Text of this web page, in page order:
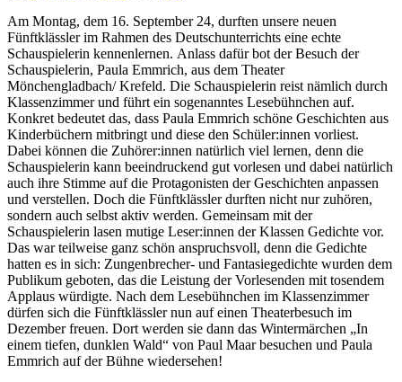
Am Montag, dem 16. September 24, durften unsere neuen
Fünftklässler im Rahmen des Deutschunterrichts eine echte
Schauspielerin kennenlernen. Anlass dafür bot der Besuch der
Schauspielerin, Paula Emmrich, aus dem Theater
Mönchengladbach/ Krefeld. Die Schauspielerin reist nämlich durch
Klassenzimmer und führt ein sogenanntes Lesebühnchen auf.
Konkret bedeutet das, dass Paula Emmrich schöne Geschichten aus
Kinderbüchern mitbringt und diese den Schüler:innen vorliest.
Dabei können die Zuhörer:innen natürlich viel lernen, denn die
Schauspielerin kann beeindruckend gut vorlesen und dabei natürlich
auch ihre Stimme auf die Protagonisten der Geschichten anpassen
und verstellen. Doch die Fünftklässler durften nicht nur zuhören,
sondern auch selbst aktiv werden. Gemeinsam mit der
Schauspielerin lasen mutige Leser:innen der Klassen Gedichte vor.
Das war teilweise ganz schön anspruchsvoll, denn die Gedichte
hatten es in sich: Zungenbrecher- und Fantasiegedichte wurden dem
Publikum geboten, das die Leistung der Vorlesenden mit tosendem
Applaus würdigte. Nach dem Lesebühnchen im Klassenzimmer
dürfen sich die Fünftklässler nun auf einen Theaterbesuch im
Dezember freuen. Dort werden sie dann das Wintermärchen „In
einem tiefen, dunklen Wald“ von Paul Maar besuchen und Paula
Emmrich auf der Bühne wiedersehen!